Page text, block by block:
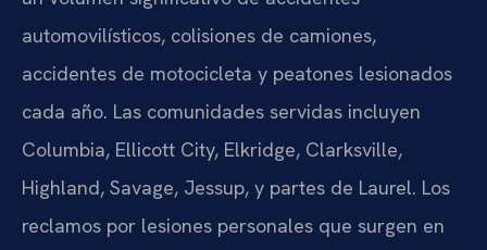
automovilísticos, colisiones de camiones,
accidentes de motocicleta y peatones lesionados
cada año. Las comunidades servidas incluyen
Columbia, Ellicott City, Elkridge, Clarksville,
Highland, Savage, Jessup, y partes de Laurel. Los
reclamos por lesiones personales que surgen en